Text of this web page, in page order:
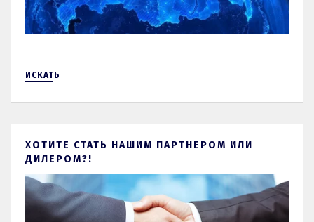
ИСКАТЬ
ХОТИТЕ СТАТЬ НАШИМ ПАРТНЕРОМ ИЛИ
ДИЛЕРОМ?!